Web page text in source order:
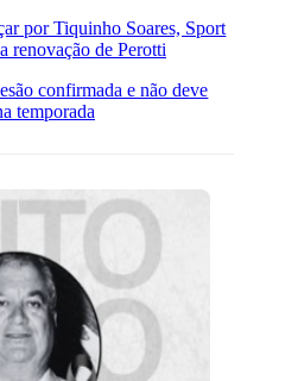
por Tiquinho Soares, Sport
renovação de Perotti
confirmada e não deve
temporada